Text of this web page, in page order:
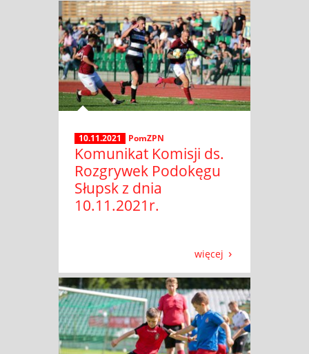
10.11.2021 PomZPN
Komunikat Komisji ds.
Rozgrywek Podokęgu
Słupsk z dnia
10.11.2021r.
więcej